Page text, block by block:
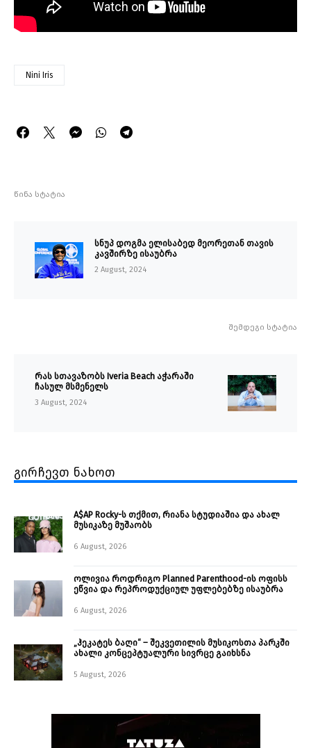
Nini Iris
წინა სტატია
სნუპ დოგმა ელისაბედ მეორეთან თავის
კავშირზე ისაუბრა
2 August, 2024
შემდეგი სტატია
რას სთავაზობს Iveria Beach აჭარაში
ჩასულ მსმენელს
3 August, 2024
გირჩევთ ნახოთ
A$AP Rocky-ს თქმით, რიანა სტუდიაშია და ახალ
მუსიკაზე მუშაობს
6 August, 2026
ოლივია როდრიგო Planned Parenthood-ის ოფისს
ეწვია და რეპროდუქციულ უფლებებზე ისაუბრა
6 August, 2026
„ჰეკატეს ბაღი“ – შეკვეთილის მუსიკოსთა პარკში
ახალი კონცეპტუალური სივრცე გაიხსნა ￼
5 August, 2026